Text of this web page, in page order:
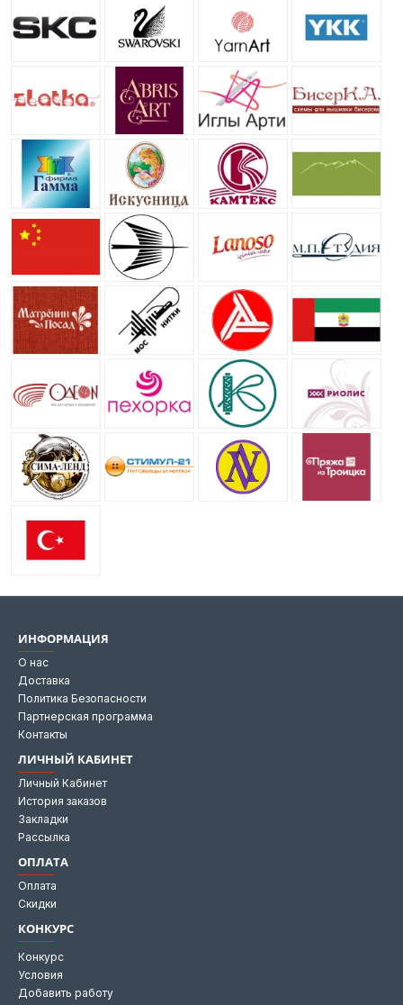
ИНФОРМАЦИЯ
О нас
Доставка
Политика Безопасности
Партнерская программа
Контакты
ЛИЧНЫЙ КАБИНЕТ
Личный Кабинет
История заказов
Закладки
Рассылка
ОПЛАТА
Оплата
Скидки
КОНКУРС
Конкурс
Условия
Добавить работу